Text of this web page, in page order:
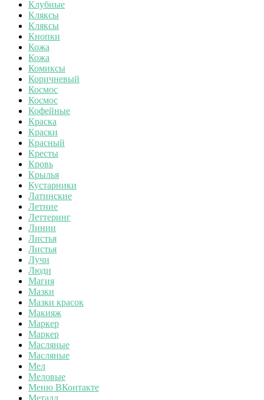
Клубные
Кляксы
Кляксы
Кнопки
Кожа
Кожа
Комиксы
Коричневый
Космос
Космос
Кофейные
Краска
Краски
Красный
Кресты
Кровь
Крылья
Кустарники
Латинские
Летние
Леттеринг
Линии
Листья
Листья
Лучи
Люди
Магия
Мазки
Мазки красок
Макияж
Маркер
Маркер
Масляные
Масляные
Мел
Меловые
Меню ВКонтакте
Металл